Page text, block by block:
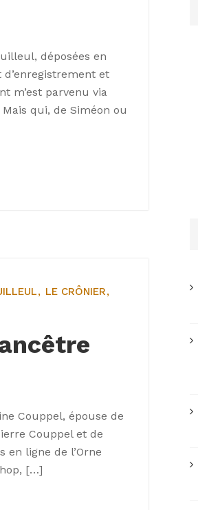
déposées en
et
m’est parvenu via
qui, de Siméon ou
LE CRÔNIER
Couppel, épouse de
Couppel et de
en ligne de l’Orne
[…]